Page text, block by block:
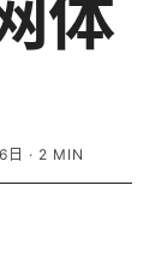
体
日 · 2 MIN